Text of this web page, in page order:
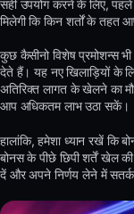
सही उपयोग करने के लिए,
मिलेगी कि किन शर्तों के तहत
कुछ कैसीनो विशेष प्रमोशन्स
देते हैं। यह नए खिलाड़ियों के
अतिरिक्त लागत के खेलने का
आप अधिकतम लाभ उठा सकें।
हालांकि, हमेशा ध्यान रखें कि
बोनस के पीछे छिपी शर्तें खेल
दें और अपने निर्णय लेने में